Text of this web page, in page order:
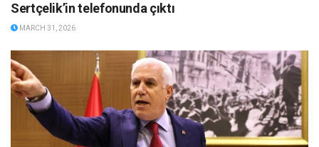
Sertçelik’in telefonunda çıktı
MARCH 31, 2026